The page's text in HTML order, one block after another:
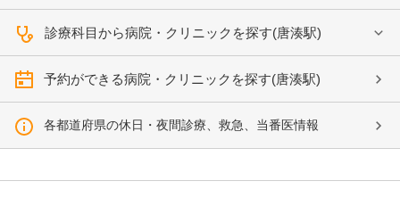
診療科目から病院・クリニックを探す(唐湊駅)
予約ができる病院・クリニックを探す(唐湊駅)
各都道府県の休日・夜間診療、救急、当番医情報